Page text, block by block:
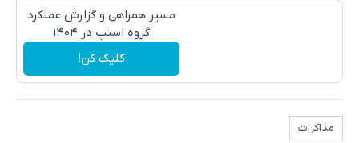
مسیر همراهی و گزارش عملکرد
گروه اسنپ در ۱۴۰۴
کلیک کن!
مذاکرات